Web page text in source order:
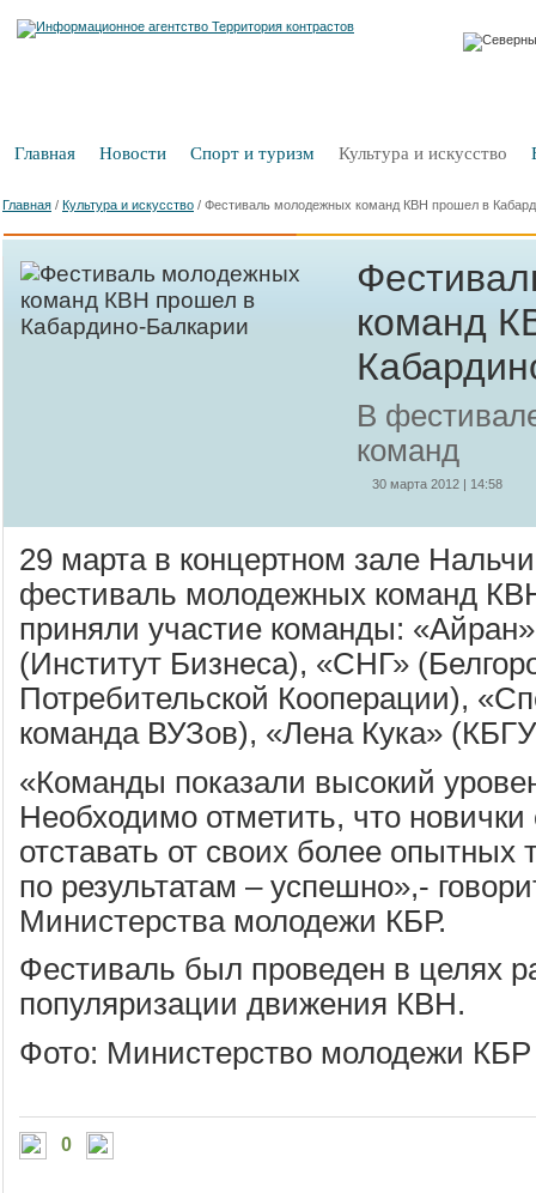
Главная Новости Спорт и туризм Культура и искусство
Главная / Культура и искусство / Фестиваль молодежных команд КВН прошел в
команд
В
команд
30 марта 2012 | 14:58
29 марта в концертном зале
фестиваль молодежных команд
приняли участие команды:
(Институт Бизнеса), «СНГ»
Потребительской Кооперации),
команда ВУЗов), «Лена Кука»
«Команды показали высокий
Необходимо отметить, что новички
отставать от своих более опытных
по результатам – успешно»,-
Министерства молодежи КБР.
Фестиваль был проведен в целях
популяризации движения КВН.
Фото: Министерство молодежи КБР
0